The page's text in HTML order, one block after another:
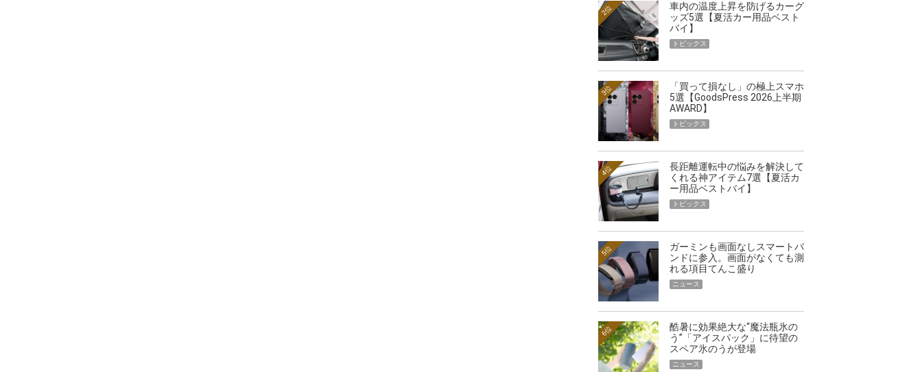
車内の温度上昇を防げるカーグ
ッズ5選【夏活カー用品ベスト
バイ】
2位
トピックス
「買って損なし」の極上スマホ
5選【GoodsPress 2026上半期
AWARD】
3位
トピックス
長距離運転中の悩みを解決して
くれる神アイテム7選【夏活カ
ー用品ベストバイ】
4位
トピックス
ガーミンも画面なしスマートバ
ンドに参入。画面がなくても測
れる項目てんこ盛り
5位
ニュース
酷暑に効果絶大な“魔法瓶氷の
う”「アイスパック」に待望の
スペア氷のうが登場
6位
ニュース